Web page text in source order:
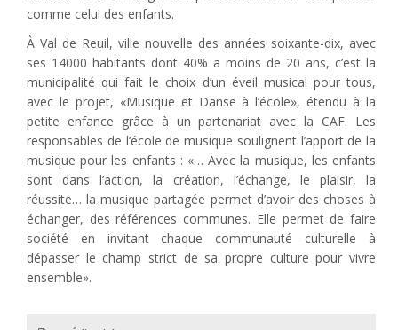
comme celui des enfants.
À Val de Reuil, ville nouvelle des années soixante-dix, avec
ses 14000 habitants dont 40% a moins de 20 ans, c’est la
municipalité qui fait le choix d’un éveil musical pour tous,
avec le projet, «Musique et Danse à l’école», étendu à la
petite enfance grâce à un partenariat avec la CAF. Les
responsables de l’école de musique soulignent l’apport de la
musique pour les enfants : «… Avec la musique, les enfants
sont dans l’action, la création, l’échange, le plaisir, la
réussite… la musique partagée permet d’avoir des choses à
échanger, des références communes. Elle permet de faire
société en invitant chaque communauté culturelle à
dépasser le champ strict de sa propre culture pour vivre
ensemble».